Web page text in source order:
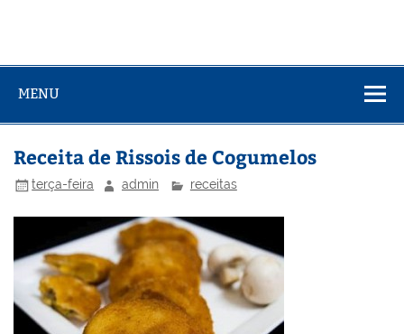
MENU
Receita de Rissois de Cogumelos
terça-feira admin receitas